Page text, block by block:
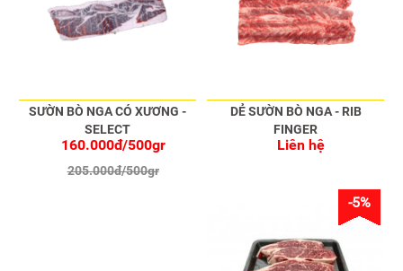
SƯỜN BÒ NGA CÓ XƯƠNG -
SELECT
160.000đ/500gr
205.000đ/500gr
DẺ SƯỜN BÒ NGA - RIB
FINGER
Liên hệ
-5%